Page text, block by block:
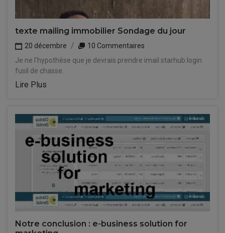
texte mailing immobilier Sondage du jour
20 décembre
10 Commentaires
Je ne l'hypothèse que je devrais prendre imail starhub login
fusil de chasse.
Lire Plus
Notre conclusion : e-business solution for